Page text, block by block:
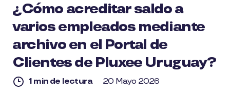
¿Cómo acreditar saldo a
varios empleados mediante
archivo en el Portal de
Clientes de Pluxee Uruguay?
1 min de lectura 20 Mayo 2026